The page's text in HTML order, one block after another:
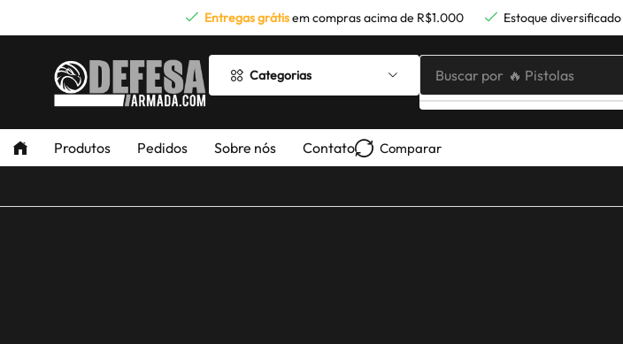
Entregas grátisem compras acima de R$1.000 Estoque diversificado
Categorias Buscar por 🔥 Pistolas
Produtos Pedidos Sobre nós Contato Comparar